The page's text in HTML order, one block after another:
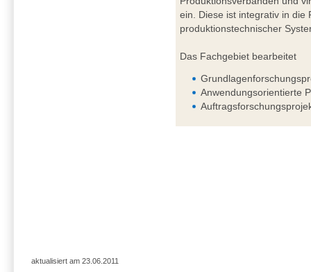
ein. Diese ist integrativ in die
produktionstechnischer
Das Fachgebiet bearbeitet
Anwendungsorientierte
aktualisiert am 23.06.2011